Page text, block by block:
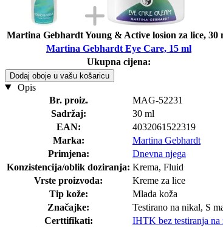
Martina Gebhardt Young & Active losion za lice, 30
Martina Gebhardt Eye Care, 15 ml
Ukupna cijena:
Dodaj oboje u vašu košaricu
Opis
Br. proiz.
MAG-52231
Sadržaj:
30 ml
EAN:
4032061522319
Marka:
Martina Gebhardt
Primjena:
Dnevna njega
Konzistencija/oblik doziranja: Krema, Fluid
Vrste proizvoda:
Kreme za lice
Tip kože:
Mlada koža
Značajke:
Testirano na nikal, S
Certtifikati:
IHTK bez testiranja na